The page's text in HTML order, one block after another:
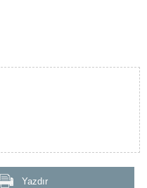
Yazdır